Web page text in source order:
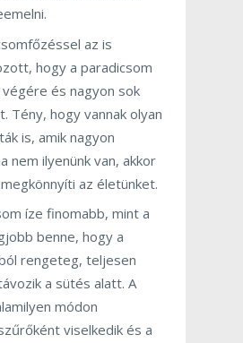
az is
hogy a paradicsom
és nagyon sok
Tény, hogy vannak olyan
is, amik nagyon
nem ilyenünk van, akkor
az életünket.
íze finomabb, mint a
benne, hogy a
rengeteg, teljesen
a sütés alatt. A
módon
viselkedik és a